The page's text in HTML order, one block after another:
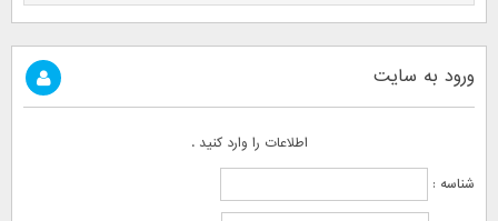
ورود به سایت
اطلاعات را وارد کنید .
شناسه :